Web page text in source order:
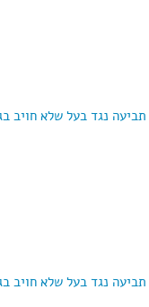
תביעה נגד בעל שלא חויב
תביעה נגד בעל שלא חויב